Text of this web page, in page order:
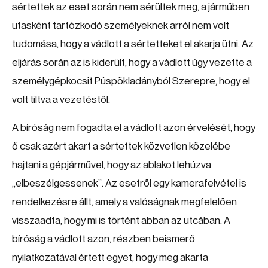
sértettek az eset során nem sérültek meg, a járműben
utasként tartózkodó személyeknek arról nem volt
tudomása, hogy a vádlott a sértetteket el akarja ütni. Az
eljárás során az is kiderült, hogy a vádlott úgy vezette a
személygépkocsit Püspökladányból Szerepre, hogy el
volt tiltva a vezetéstől.
A bíróság nem fogadta el a vádlott azon érvelését, hogy
ő csak azért akart a sértettek közvetlen közelébe
hajtani a gépjárművel, hogy az ablakot lehúzva
„elbeszélgessenek”. Az esetről egy kamerafelvétel is
rendelkezésre állt, amely a valóságnak megfelelően
visszaadta, hogy mi is történt abban az utcában. A
bíróság a vádlott azon, részben beismerő
nyilatkozatával értett egyet, hogy meg akarta